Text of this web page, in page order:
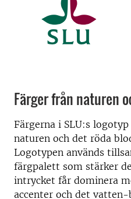
Färger från naturen
Färgerna i SLU:s
naturen och det röda
Logotypen används
färgpalett som stärker
intrycket får dominera
accenter och det